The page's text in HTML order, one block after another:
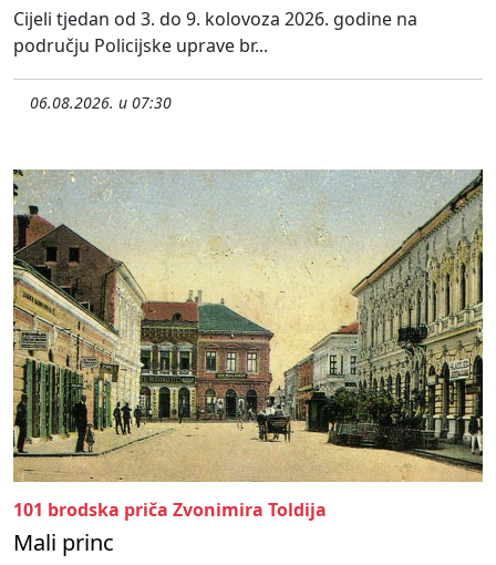
Cijeli tjedan od 3. do 9. kolovoza 2026. godine na
području Policijske uprave br...
06.08.2026. u 07:30
101 brodska priča Zvonimira Toldija
Mali princ